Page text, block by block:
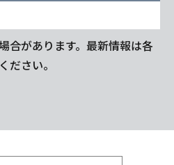
合があります。最新情報は各
ださい。